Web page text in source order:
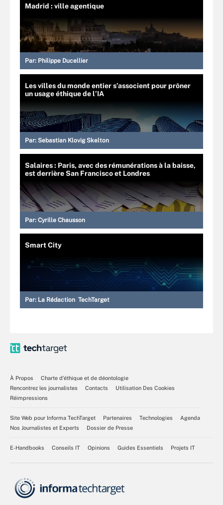
Madrid : ville agentique
Par: Philippe Ducellier
Les villes du monde entier s’associent pour prôner
un usage éthique de l’IA
Par: Sebastian Klovig Skelton
Salaires : Paris, avec des rémunérations à la baisse,
est derrière San Francisco et Londres
Par: Cyrille Chausson
Smart City
Par: La Rédaction TechTarget
À Propos
Charte d’éthique et de déontologie
Rencontrez les journalistes
Contacts
Utilisation Des Cookies
Réimpressions
Site Web pour Informa TechTarget Partenaires Technologies
Agenda
Nos Journalistes et Experts
Dossier de Presse
E-Handbooks Conseils IT Opinions Guides Essentiels Projets IT